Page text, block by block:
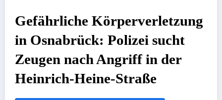
Gefährliche Körperverletzung
in Osnabrück: Polizei sucht
Zeugen nach Angriff in der
Heinrich-Heine-Straße